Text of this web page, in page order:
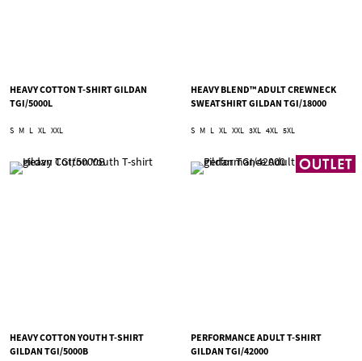
HEAVY COTTON T-SHIRT GILDAN
TGI/5000L
S M L XL XXL
HEAVY BLEND™ ADULT CREWNECK
SWEATSHIRT GILDAN TGI/18000
S M L XL XXL 3XL 4XL 5XL
HEAVY COTTON YOUTH T-SHIRT
GILDAN TGI/5000B
PERFORMANCE ADULT T-SHIRT
GILDAN TGI/42000